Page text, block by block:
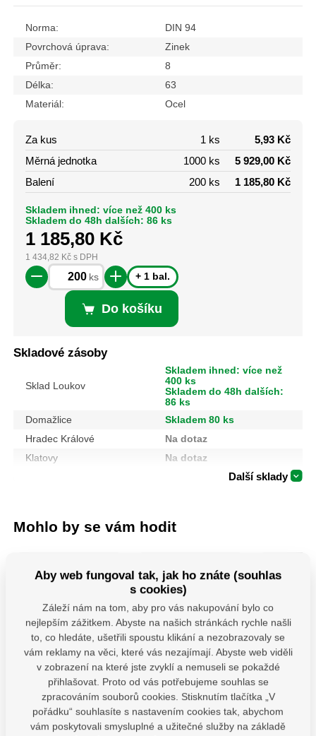
Norma:
DIN 94
Povrchová úprava:
Zinek
Průměr:
8
Délka:
63
Materiál:
Ocel
Za kus 1 ks
5,93 Kč
Měrná jednotka
1000 ks
5 929,00 Kč
Balení
200 ks 1 185,80 Kč
Skladem ihned: více než 400 ks
Skladem do 48h dalších: 86 ks
1 185,80 Kč
1 434,82 Kčs DPH
ks + 1 bal.
Do košíku
Skladové zásoby
Sklad Loukov
Skladem ihned: více než
400 ks
Skladem do 48h dalších:
86 ks
Domažlice
Skladem 80 ks
Hradec Králové
Na dotaz
Klatovy
Na dotaz
Další sklady
Mohlo by se vám hodit
106901-Kotouče
řezné na kov, 5ks,
115x1,0x22,2mm
Řezné a brusné
kotouče rozdělujeme do
tří kvalitativních řad
Extol Craft, Extol
MHB 130 uchycení
houpačky typ B
M12x130 mm
Závěs houpačky pro
ploché i kulaté trámy s
karabinou.Uchyty jsou
vybaveny vhodnými
PSS 80 (
Patka
Patka
určena
betonu.
Aby web fungoval tak, jak ho znáte (souhlas
s cookies)
Záleží nám na tom, aby pro vás nakupování bylo co
nejlepším zážitkem. Abyste na našich stránkách rychle našli
to, co hledáte, ušetřili spoustu klikání a nezobrazovaly se
vám reklamy na věci, které vás nezajímají. Abyste web viděli
v zobrazení na které jste zvyklí a nemuseli se pokaždé
přihlašovat. Proto od vás potřebujeme souhlas se
zpracováním souborů cookies. Stisknutím tlačítka „V
pořádku“ souhlasíte s nastavením cookies tak, abychom
vám poskytovali smysluplné a užitečné služby na základě